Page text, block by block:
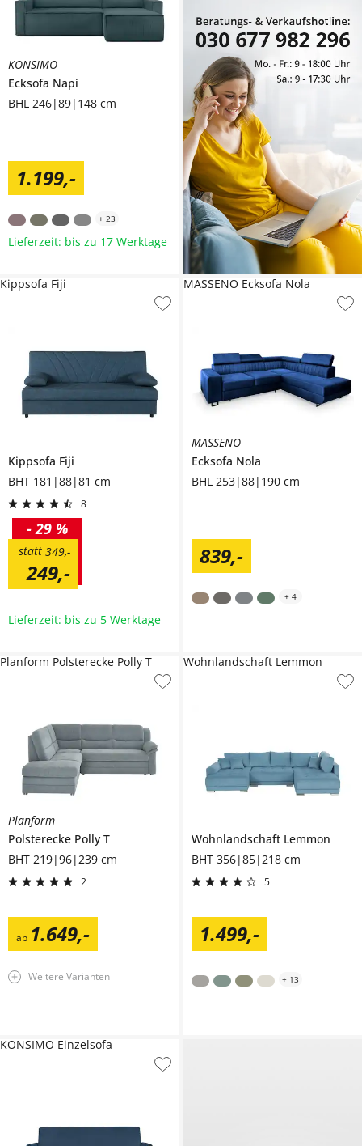
KONSIMO
Ecksofa Napi
BHL 246|89|148 cm
1.199,-
+ 23
Lieferzeit: bis zu 17 Werktage
Kippsofa Fiji
BHT 181|88|81 cm
8
249,-
349,-
statt
- 29 %
Kippsofa Fiji
Lieferzeit: bis zu 5 Werktage
MASSENO
Ecksofa Nola
BHL 253|88|190 cm
839,-
MASSENO Ecksofa Nola
+ 4
Planform
Polsterecke Polly T
BHT 219|96|239 cm
2
ab 1.649,-
Planform Polsterecke Polly T
Weitere Varianten
Wohnlandschaft Lemmon
BHT 356|85|218 cm
5
1.499,-
Wohnlandschaft Lemmon
+ 13
KONSIMO Einzelsofa